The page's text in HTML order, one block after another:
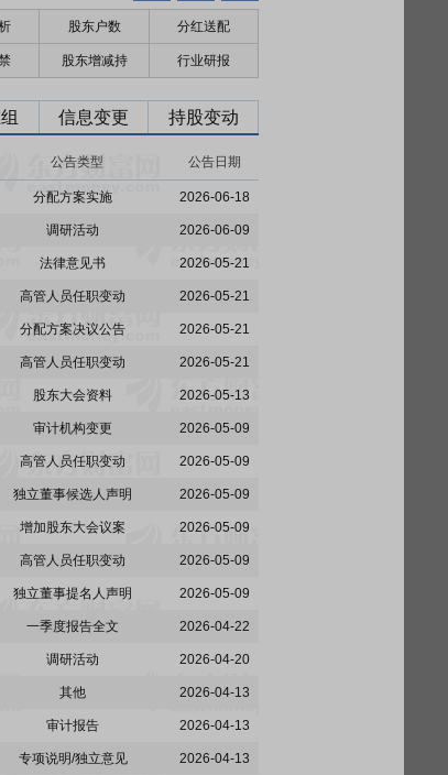
股东户数 分红送配
股东增减持 行业研报
信息变更 持股变动
公告类型 公告日期
分配方案实施 2026-06-18
调研活动 2026-06-09
法律意见书 2026-05-21
高管人员任职变动 2026-05-21
分配方案决议公告 2026-05-21
高管人员任职变动 2026-05-21
股东大会资料 2026-05-13
审计机构变更 2026-05-09
高管人员任职变动 2026-05-09
独立董事候选人声明 2026-05-09
增加股东大会议案 2026-05-09
高管人员任职变动 2026-05-09
独立董事提名人声明 2026-05-09
一季度报告全文 2026-04-22
调研活动 2026-04-20
其他 2026-04-13
审计报告 2026-04-13
专项说明/独立意见 2026-04-13